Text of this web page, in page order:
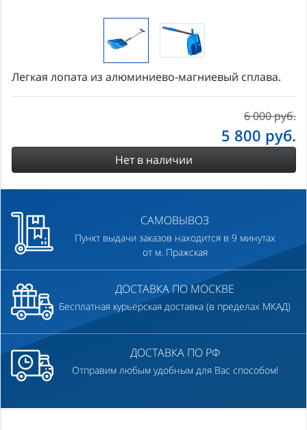
Легкая лопата из алюминиево-магниевый сплава.
6 000 руб.
5 800 руб.
Нет в наличии
САМОВЫВОЗ
Пункт выдачи заказов находится в 9 минутах
от м. Пражская
ДОСТАВКА ПО МОСКВЕ
Бесплатная курьерская доставка (в пределах МКАД)
ДОСТАВКА ПО РФ
Отправим любым удобным для Вас способом!